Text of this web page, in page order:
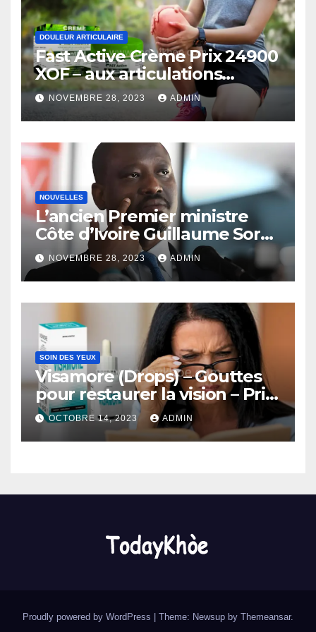
DOULEUR ARTICULAIRE
Fast Active Crème Prix 24900
XOF – aux articulations
Douleur Soulagement (Côte
d’Ivoire)
NOVEMBRE 28, 2023 ADMIN
NOUVELLES
L’ancien Premier ministre
Côte d’Ivoire Guillaume Soro
autorisé à revenir
NOVEMBRE 28, 2023 ADMIN
SOIN DES YEUX
Visamore (Drops) – Gouttes
pour restaurer la vision – Prix
et Avis (Benin)
OCTOBRE 14, 2023 ADMIN
Proudly powered by WordPress Theme: Newsup by Themeansar.